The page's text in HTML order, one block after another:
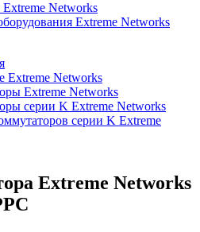
Networks
Extreme Networks
Extreme Networks
Extreme Networks
серии K Extreme Networks
серии K Extreme
Extreme Networks